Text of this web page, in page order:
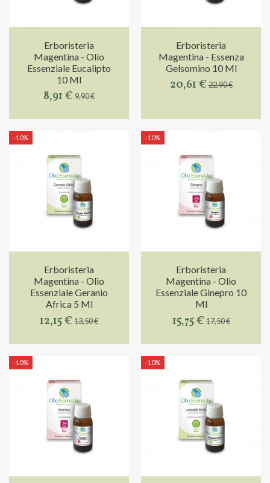
Erboristeria
Magentina - Olio
Essenziale Eucalipto
10 Ml
8,91 €9,90 €
Erboristeria
Magentina - Essenza
Gelsomino 10 Ml
20,61 €22,90 €
-10%
Erboristeria
Magentina - Olio
Essenziale Geranio
Africa 5 Ml
12,15 €13,50 €
-10%
Erboristeria
Magentina - Olio
Essenziale Ginepro 10
Ml
15,75 €17,50 €
-10% -10%